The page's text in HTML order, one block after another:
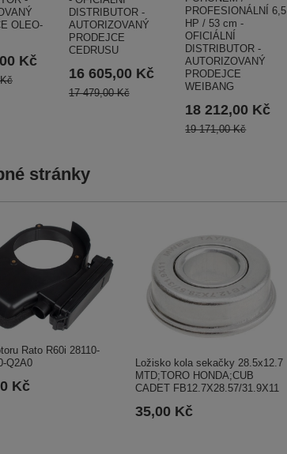
OLEO-
Kč
DISTRIBUTOR -
AUTORIZOVANÝ
PRODEJCE
CEDRUSU
16 605,00 Kč
17 479,00 Kč
PROFESIONÁLNÍ 6,5
HP / 53 cm -
OFICIÁLNÍ
DISTRIBUTOR -
AUTORIZOVANÝ
PRODEJCE
WEIBANG
18 212,00 Kč
19 171,00 Kč
stránky
Rato R60i 28110-
Q2A0
Kč
Ložisko kola sekačky 28.5x12.7
MTD;TORO HONDA;CUB
CADET FB12.7X28.57/31.9X11
35,00 Kč